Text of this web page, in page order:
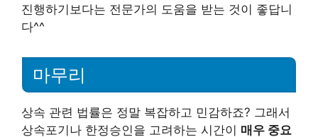
진행하기보다는 전문가의 도움을 받는 것이 좋답니
다^^
마무리
상속 관련 법률은 정말 복잡하고 민감하죠? 그래서
상속포기나 한정승인을 고려하는 시간이 매우 중요